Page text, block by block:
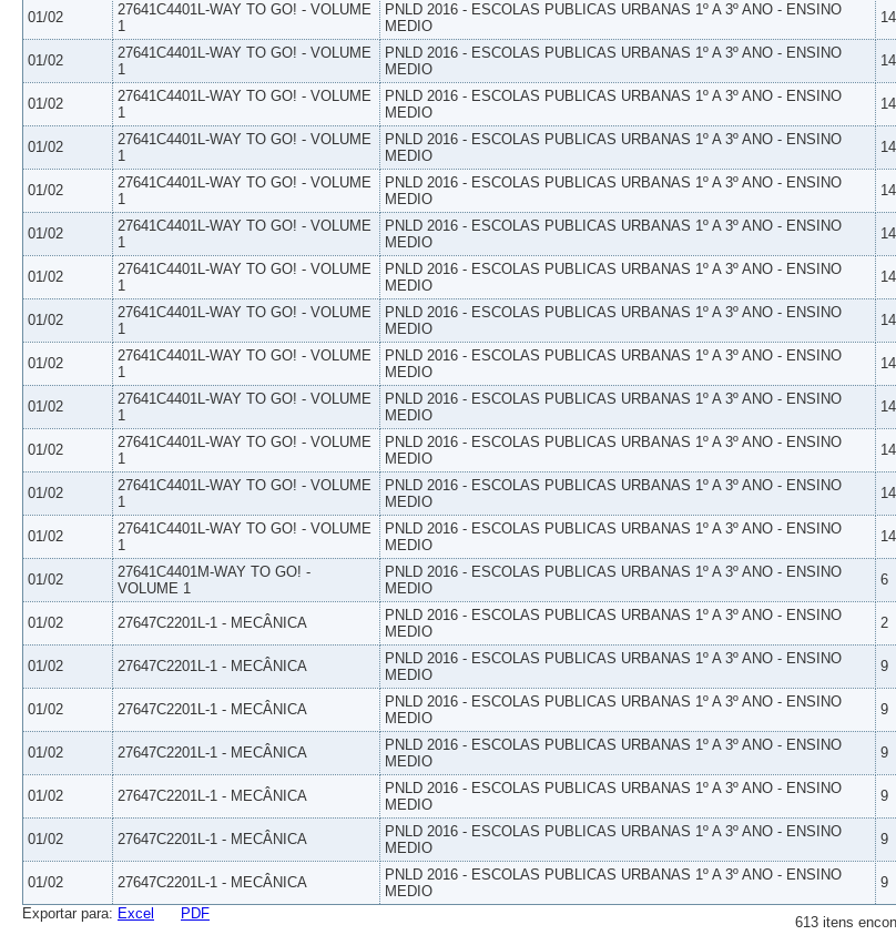
01/02
27641C4401L-WAY TO GO! - VOLUME
1
PNLD 2016 - ESCOLAS PUBLICAS URBANAS 1º A 3º ANO - ENSINO
MEDIO
14
01/02
27641C4401L-WAY TO GO! - VOLUME
1
PNLD 2016 - ESCOLAS PUBLICAS URBANAS 1º A 3º ANO - ENSINO
MEDIO
14
01/02
27641C4401L-WAY TO GO! - VOLUME
1
PNLD 2016 - ESCOLAS PUBLICAS URBANAS 1º A 3º ANO - ENSINO
MEDIO
14
01/02
27641C4401L-WAY TO GO! - VOLUME
1
PNLD 2016 - ESCOLAS PUBLICAS URBANAS 1º A 3º ANO - ENSINO
MEDIO
14
01/02
27641C4401L-WAY TO GO! - VOLUME
1
PNLD 2016 - ESCOLAS PUBLICAS URBANAS 1º A 3º ANO - ENSINO
MEDIO
14
01/02
27641C4401L-WAY TO GO! - VOLUME
1
PNLD 2016 - ESCOLAS PUBLICAS URBANAS 1º A 3º ANO - ENSINO
MEDIO
14
01/02
27641C4401L-WAY TO GO! - VOLUME
1
PNLD 2016 - ESCOLAS PUBLICAS URBANAS 1º A 3º ANO - ENSINO
MEDIO
14
01/02
27641C4401L-WAY TO GO! - VOLUME
1
PNLD 2016 - ESCOLAS PUBLICAS URBANAS 1º A 3º ANO - ENSINO
MEDIO
14
01/02
27641C4401L-WAY TO GO! - VOLUME
1
PNLD 2016 - ESCOLAS PUBLICAS URBANAS 1º A 3º ANO - ENSINO
MEDIO
14
01/02
27641C4401L-WAY TO GO! - VOLUME
1
PNLD 2016 - ESCOLAS PUBLICAS URBANAS 1º A 3º ANO - ENSINO
MEDIO
14
01/02
27641C4401L-WAY TO GO! - VOLUME
1
PNLD 2016 - ESCOLAS PUBLICAS URBANAS 1º A 3º ANO - ENSINO
MEDIO
14
01/02
27641C4401L-WAY TO GO! - VOLUME
1
PNLD 2016 - ESCOLAS PUBLICAS URBANAS 1º A 3º ANO - ENSINO
MEDIO
14
01/02
27641C4401L-WAY TO GO! - VOLUME
1
PNLD 2016 - ESCOLAS PUBLICAS URBANAS 1º A 3º ANO - ENSINO
MEDIO
14
01/02
27641C4401M-WAY TO GO! -
VOLUME 1
PNLD 2016 - ESCOLAS PUBLICAS URBANAS 1º A 3º ANO - ENSINO
MEDIO
6
01/02 27647C2201L-1 - MECÂNICA
PNLD 2016 - ESCOLAS PUBLICAS URBANAS 1º A 3º ANO - ENSINO
MEDIO
2
01/02 27647C2201L-1 - MECÂNICA
PNLD 2016 - ESCOLAS PUBLICAS URBANAS 1º A 3º ANO - ENSINO
MEDIO
9
01/02 27647C2201L-1 - MECÂNICA
PNLD 2016 - ESCOLAS PUBLICAS URBANAS 1º A 3º ANO - ENSINO
MEDIO
9
01/02 27647C2201L-1 - MECÂNICA
PNLD 2016 - ESCOLAS PUBLICAS URBANAS 1º A 3º ANO - ENSINO
MEDIO
9
01/02 27647C2201L-1 - MECÂNICA
PNLD 2016 - ESCOLAS PUBLICAS URBANAS 1º A 3º ANO - ENSINO
MEDIO
9
01/02 27647C2201L-1 - MECÂNICA
PNLD 2016 - ESCOLAS PUBLICAS URBANAS 1º A 3º ANO - ENSINO
MEDIO
9
01/02 27647C2201L-1 - MECÂNICA
PNLD 2016 - ESCOLAS PUBLICAS URBANAS 1º A 3º ANO - ENSINO
MEDIO
9
613 itens
Exportar para: Excel PDF